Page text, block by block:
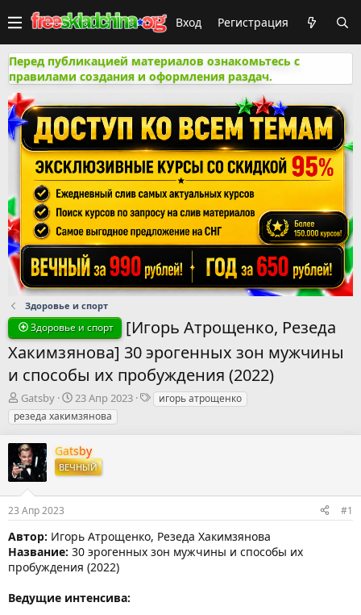
Вход Регистрация
Перед публикацией материалов ознакомьтесь с
правилами создания и оформления раздач.
Здоровье и спорт
Здоровье и спорт
[Игорь Атрощенко, Резеда
Хакимзянова] 30 эрогенных зон мужчины
и способы их пробуждения (2022)
А
в
т
о
р
т
е
м
ы
Gatsby
Д
а
т
н
а
а
23 Апр 2023
Тигорь атрощенко
резеда хакимзянова
Gatsby
ВЕЧНЫЙ
23 Апр 2023 #1
Автор: Игорь Атрощенко, Резеда Хакимзянова
Название: 30 эрогенных зон мужчины и способы их
пробуждения (2022)
Ведущие интенсива: